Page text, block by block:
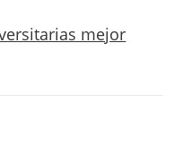
mejor